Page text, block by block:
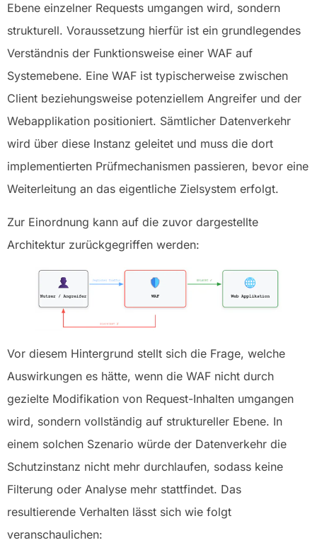
Ebene einzelner Requests umgangen wird, sondern
strukturell. Voraussetzung hierfür ist ein grundlegendes
Verständnis der Funktionsweise einer WAF auf
Systemebene. Eine WAF ist typischerweise zwischen
Client beziehungsweise potenziellem Angreifer und der
Webapplikation positioniert. Sämtlicher Datenverkehr
wird über diese Instanz geleitet und muss die dort
implementierten Prüfmechanismen passieren, bevor eine
Weiterleitung an das eigentliche Zielsystem erfolgt.
Zur Einordnung kann auf die zuvor dargestellte
Architektur zurückgegriffen werden:
Vor diesem Hintergrund stellt sich die Frage, welche
Auswirkungen es hätte, wenn die WAF nicht durch
gezielte Modifikation von Request-Inhalten umgangen
wird, sondern vollständig auf struktureller Ebene. In
einem solchen Szenario würde der Datenverkehr die
Schutzinstanz nicht mehr durchlaufen, sodass keine
Filterung oder Analyse mehr stattfindet. Das
resultierende Verhalten lässt sich wie folgt
veranschaulichen: